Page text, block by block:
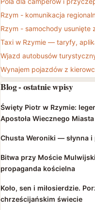
Rzym - komunikacja
Rzym - samochody usunięte
Taxi w Rzymie — taryfy,
Wjazd autobusów
Wynajem pojazdów z
Blog - ostatnie wpisy
Święty Piotr w Rzymie:
Apostoła Wiecznego Miasta
Chusta Weroniki — słynna
Bitwa przy Moście
propaganda kościelna
Koło, sen i miłosierdzie.
chrześcijańskim świecie